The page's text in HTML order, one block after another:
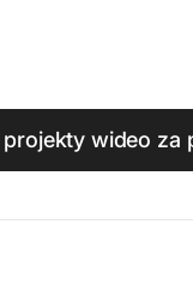
projekty wideo za